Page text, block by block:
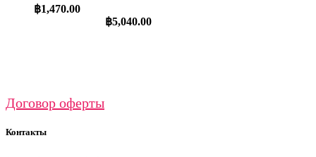
฿1,470.00
฿5,040.00
Договор оферты
Контакты